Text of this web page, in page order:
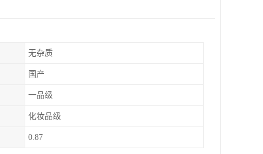
无杂质
国产
一品级
化妆品级
0.87